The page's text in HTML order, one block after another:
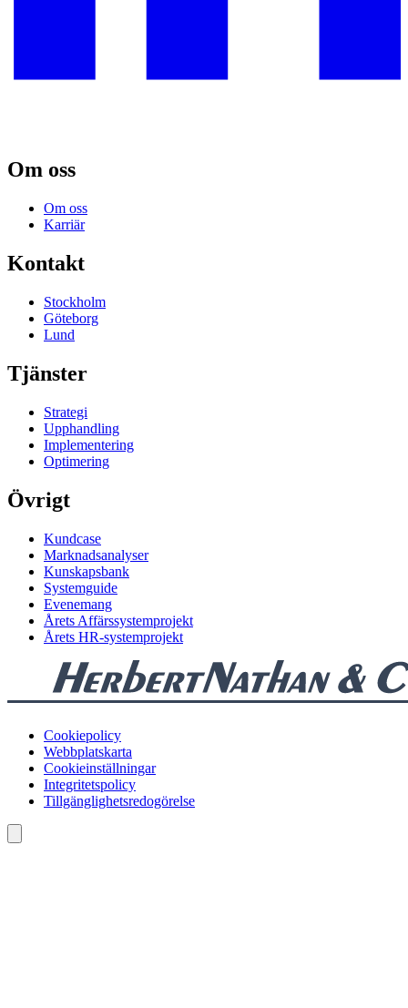
Om oss
Om oss
Karriär
Kontakt
Stockholm
Göteborg
Lund
Tjänster
Strategi
Upphandling
Implementering
Optimering
Övrigt
Kundcase
Marknadsanalyser
Kunskapsbank
Systemguide
Evenemang
Årets Affärssystemprojekt
Årets HR-systemprojekt
Cookiepolicy
Webbplatskarta
Cookieinställningar
Integritetspolicy
Tillgänglighetsredogörelse